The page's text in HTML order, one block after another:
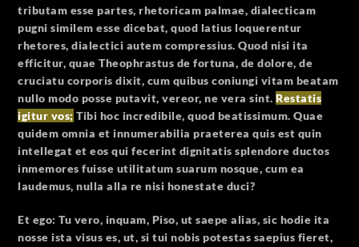
tributam esse partes, rhetoricam palmae, dialecticam
pugni similem esse dicebat, quod latius loquerentur
rhetores, dialectici autem compressius. Quod nisi ita
efficitur, quae Theophrastus de fortuna, de dolore, de
cruciatu corporis dixit, cum quibus coniungi vitam beatam
nullo modo posse putavit, vereor, ne vera sint.Restatis
igitur vos; Tibi hoc incredibile, quod beatissimum. Quae
quidem omnia et innumerabilia praeterea quis est quin
intellegat et eos qui fecerint dignitatis splendore ductos
inmemores fuisse utilitatum suarum nosque, cum ea
laudemus, nulla alla re nisi honestate duci?
Et ego: Tu vero, inquam, Piso, ut saepe alias, sic hodie ita
nosse ista visus es, ut, si tui nobis potestas saepius fieret,